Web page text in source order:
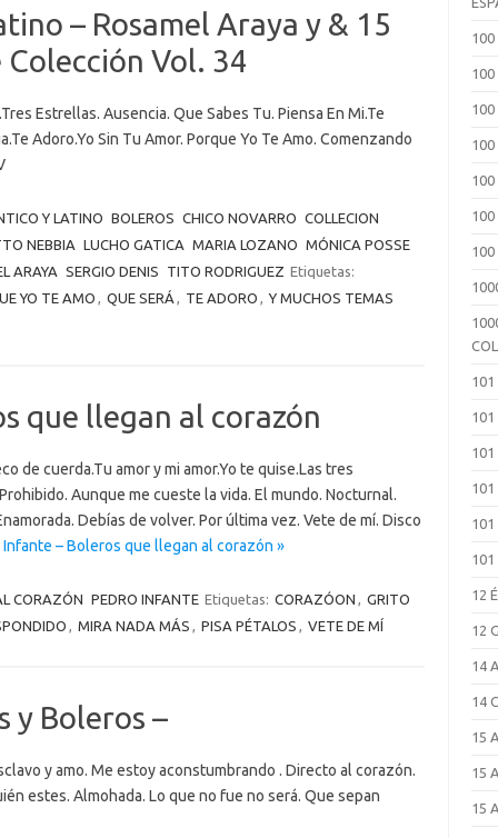
– Rosamel Araya y & 15
Vol. 34
Estrellas. Ausencia. Que Sabes Tu. Piensa En Mi.Te
Adoro.Yo Sin Tu Amor. Porque Yo Te Amo. Comenzando
Y LATINO BOLEROS CHICO NOVARRO COLLECION
NEBBIA LUCHO GATICA MARIA LOZANO MÓNICA POSSE
ARAYA SERGIO DENIS TITO RODRIGUEZ Etiquetas:
YO TE AMO , QUE SERÁ , TE ADORO , Y MUCHOS TEMAS
que llegan al corazón
de cuerda.Tu amor y mi amor.Yo te quise.Las tres
Aunque me cueste la vida. El mundo. Nocturnal.
Debías de volver. Por última vez. Vete de mí. Disco
Infante – Boleros que llegan al corazón »
CORAZÓN PEDRO INFANTE Etiquetas: CORAZÓON , GRITO
, MIRA NADA MÁS , PISA PÉTALOS , VETE DE MÍ
y Boleros –
y amo. Me estoy aconstumbrando . Directo al corazón.
estes. Almohada. Lo que no fue no será. Que sepan
100
100
100
100
100
100
100
101
101
101
101
101
101
12
12
14
14
15
15
15